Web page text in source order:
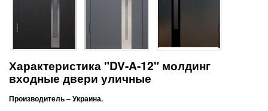
Характеристика "DV-A-12" молдинг
входные двери уличные
Производитель – Украина.